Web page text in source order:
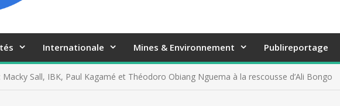
Internationale Mines & Environnement Publireportage
Macky Sall, IBK, Paul Kagamé et Théodoro Obiang Nguema à la rescousse d’Ali Bongo